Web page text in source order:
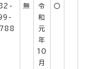
無
令
和
元
年
10
月
〇